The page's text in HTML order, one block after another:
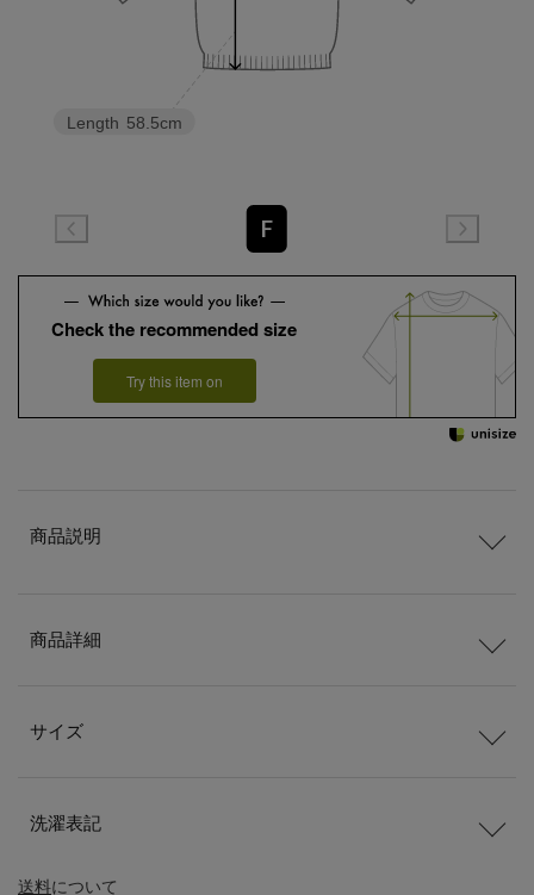
Length 58.5cm
F
Check the recommended size
Try this item on
送料について
商品説明
商品詳細
サイズ
洗濯表記